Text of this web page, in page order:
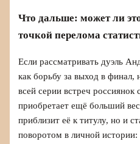
Что дальше: может ли
точкой перелома
Если рассматривать дуэль
как борьбу за выход в
всей серии встреч россиянок
приобретает ещё больший
приблизит её к титулу, но и
поворотом в личной истории: